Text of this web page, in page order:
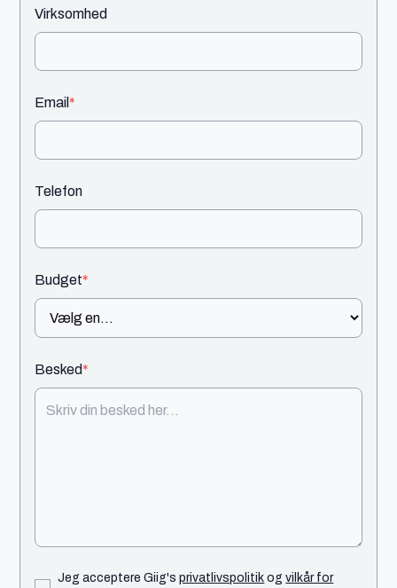
Virksomhed
Email*
Telefon
Budget*
Besked*
Jeg acceptere Giig'sprivatlivspolitikogvilkår for